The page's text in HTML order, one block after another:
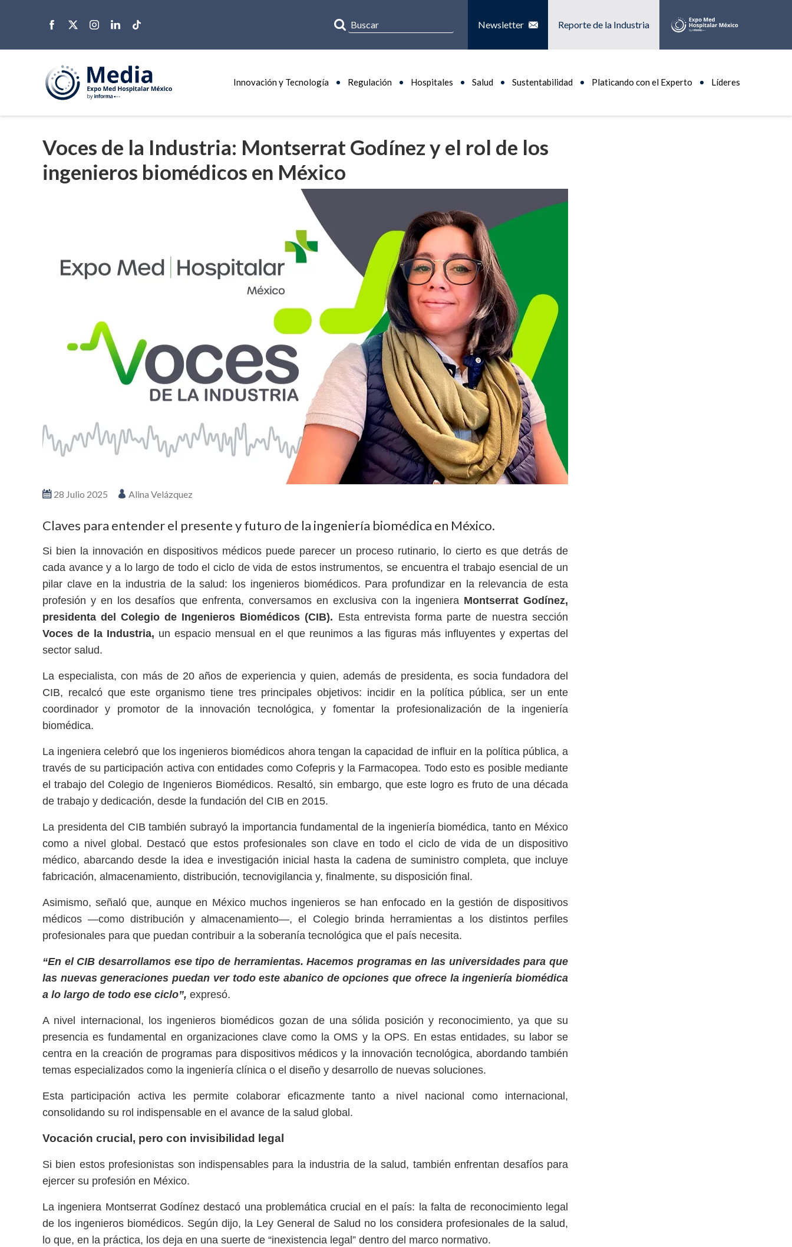
Newsletter Reporte de la Industria
Innovación y Tecnología Regulación Hospitales Salud Sustentabilidad Platicando con el Experto Líderes
Voces de la Industria: Montserrat Godínez y el rol de los
ingenieros biomédicos en México
28 Julio 2025 Alina Velázquez
Claves para entender el presente y futuro de la ingeniería biomédica en México.
Si bien la innovación en dispositivos médicos puede parecer un proceso rutinario, lo cierto es que detrás de
cada avance y a lo largo de todo el ciclo de vida de estos instrumentos, se encuentra el trabajo esencial de un
pilar clave en la industria de la salud: los ingenieros biomédicos. Para profundizar en la relevancia de esta
profesión y en los desafíos que enfrenta, conversamos en exclusiva con la ingeniera Montserrat Godínez,
presidenta del Colegio de Ingenieros Biomédicos (CIB). Esta entrevista forma parte de nuestra sección
Voces de la Industria, un espacio mensual en el que reunimos a las figuras más influyentes y expertas del
sector salud.
La especialista, con más de 20 años de experiencia y quien, además de presidenta, es socia fundadora del
CIB, recalcó que este organismo tiene tres principales objetivos: incidir en la política pública, ser un ente
coordinador y promotor de la innovación tecnológica, y fomentar la profesionalización de la ingeniería
biomédica.
La ingeniera celebró que los ingenieros biomédicos ahora tengan la capacidad de influir en la política pública, a
través de su participación activa con entidades como Cofepris y la Farmacopea. Todo esto es posible mediante
el trabajo del Colegio de Ingenieros Biomédicos. Resaltó, sin embargo, que este logro es fruto de una década
de trabajo y dedicación, desde la fundación del CIB en 2015.
La presidenta del CIB también subrayó la importancia fundamental de la ingeniería biomédica, tanto en México
como a nivel global. Destacó que estos profesionales son clave en todo el ciclo de vida de un dispositivo
médico, abarcando desde la idea e investigación inicial hasta la cadena de suministro completa, que incluye
fabricación, almacenamiento, distribución, tecnovigilancia y, finalmente, su disposición final.
Asimismo, señaló que, aunque en México muchos ingenieros se han enfocado en la gestión de dispositivos
médicos —como distribución y almacenamiento—, el Colegio brinda herramientas a los distintos perfiles
profesionales para que puedan contribuir a la soberanía tecnológica que el país necesita.
“En el CIB desarrollamos ese tipo de herramientas. Hacemos programas en las universidades para que
las nuevas generaciones puedan ver todo este abanico de opciones que ofrece la ingeniería biomédica
a lo largo de todo ese ciclo”, expresó.
A nivel internacional, los ingenieros biomédicos gozan de una sólida posición y reconocimiento, ya que su
presencia es fundamental en organizaciones clave como la OMS y la OPS. En estas entidades, su labor se
centra en la creación de programas para dispositivos médicos y la innovación tecnológica, abordando también
temas especializados como la ingeniería clínica o el diseño y desarrollo de nuevas soluciones.
Esta participación activa les permite colaborar eficazmente tanto a nivel nacional como internacional,
consolidando su rol indispensable en el avance de la salud global.
Vocación crucial, pero con invisibilidad legal
Si bien estos profesionistas son indispensables para la industria de la salud, también enfrentan desafíos para
ejercer su profesión en México.
La ingeniera Montserrat Godínez destacó una problemática crucial en el país: la falta de reconocimiento legal
de los ingenieros biomédicos. Según dijo, la Ley General de Salud no los considera profesionales de la salud,
lo que, en la práctica, los deja en una suerte de “inexistencia legal” dentro del marco normativo.